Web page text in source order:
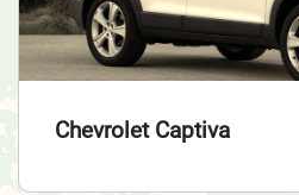
Chevrolet Captiva